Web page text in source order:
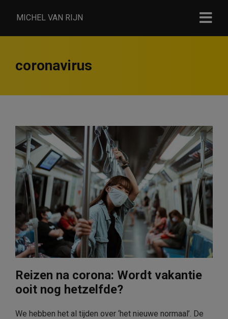
MICHEL VAN RIJN
coronavirus
Reizen na corona: Wordt vakantie
ooit nog hetzelfde?
We hebben het al tijden over ‘het nieuwe normaal’. De